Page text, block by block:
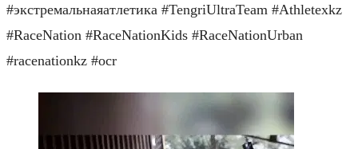
#экстремальнаяатлетика #TengriUltraTeam #Athletexkz
#RaceNation #RaceNationKids #RaceNationUrban
#racenationkz #ocr